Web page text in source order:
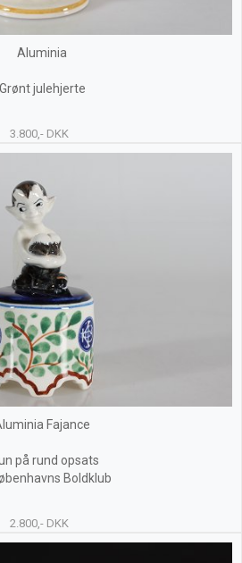
Aluminia
Grønt julehjerte
3.800,- DKK
Fajance
på rund opsats
Boldklub
2.800,- DKK